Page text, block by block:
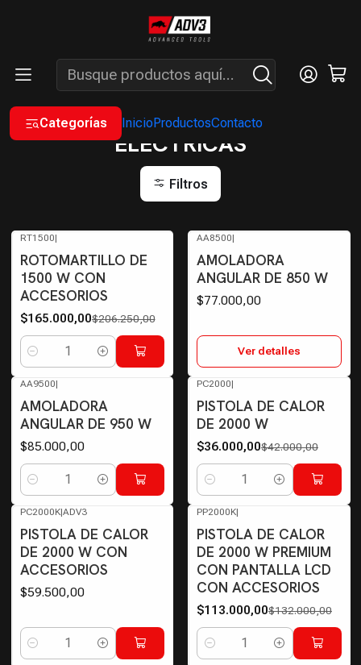
Categorías InicioProductosContacto
ENVÍOS GRATIS A PARTIR DE COMPRAS MAYORES A $200.000 -
ATENCIÓN: LUN. A VIÉ. DE 7 A 16 HS.
Inicio ELÉCTRICAS
ELÉCTRICAS
Filtros
RT1500|
ROTOMARTILLO DE
1500 W CON
ACCESORIOS
$165.000,00$206.250,00
Cantidad
AA8500|
AMOLADORA
ANGULAR DE 850 W
$77.000,00
Ver detalles
AA9500|
AMOLADORA
ANGULAR DE 950 W
$85.000,00
Cantidad
PC2000|
PISTOLA DE CALOR
DE 2000 W
$36.000,00$42.000,00
Cantidad
PC2000K|ADV3
PISTOLA DE CALOR
DE 2000 W CON
ACCESORIOS
$59.500,00
Cantidad
PP2000K|
PISTOLA DE CALOR
DE 2000 W PREMIUM
CON PANTALLA LCD
CON ACCESORIOS
$113.000,00$132.000,00
Cantidad